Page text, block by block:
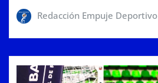
Redacción Empuje Deportivo